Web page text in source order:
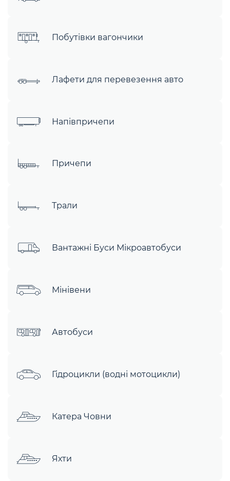
Побутівки вагончики
Лафети для перевезення авто
Напівпричепи
Причепи
Трали
Вантажні Буси Мікроавтобуси
Мінівени
Автобуси
Гідроцикли (водні мотоцикли)
Катера Човни
Яхти